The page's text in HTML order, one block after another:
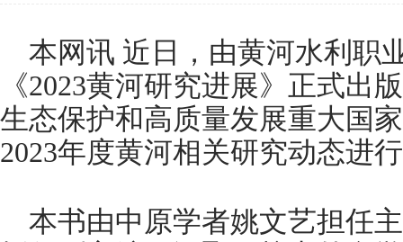
本网讯 近日，由黄河水利职
《2023黄河研究进展》正式出
生态保护和高质量发展重大国
2023年度黄河相关研究动态进
本书由中原学者姚文艺担任